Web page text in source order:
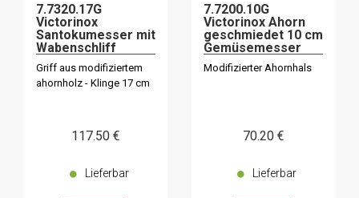
7.7320.17G
Victorinox
Santokumesser mit
Wabenschliff
"Grand Maître"
ahorn geschmiedet
Griff aus modifiziertem
ahornholz - Klinge 17 cm
117.50 €
Lieferbar
7.7200.10G
Victorinox Ahorn
geschmiedet 10 cm
Gemüsemesser
"Grand Master
Modifizierter Ahornhals
70.20 €
Lieferbar